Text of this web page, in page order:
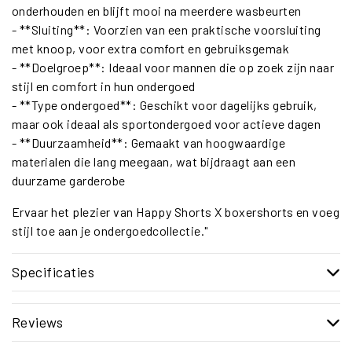
onderhouden en blijft mooi na meerdere wasbeurten
- **Sluiting**: Voorzien van een praktische voorsluiting
met knoop, voor extra comfort en gebruiksgemak
- **Doelgroep**: Ideaal voor mannen die op zoek zijn naar
stijl en comfort in hun ondergoed
- **Type ondergoed**: Geschikt voor dagelijks gebruik,
maar ook ideaal als sportondergoed voor actieve dagen
- **Duurzaamheid**: Gemaakt van hoogwaardige
materialen die lang meegaan, wat bijdraagt aan een
duurzame garderobe
Ervaar het plezier van Happy Shorts X boxershorts en voeg
stijl toe aan je ondergoedcollectie."
Specificaties
Reviews